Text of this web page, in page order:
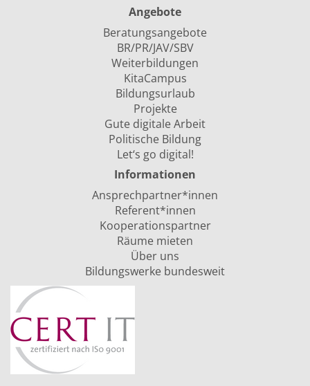
Angebote
Beratungsangebote
BR/PR/JAV/SBV
Weiterbildungen
KitaCampus
Bildungsurlaub
Projekte
Gute digitale Arbeit
Politische Bildung
Let‘s go digital!
Informationen
Ansprechpartner*innen
Referent*innen
Kooperationspartner
Räume mieten
Über uns
Bildungswerke bundesweit